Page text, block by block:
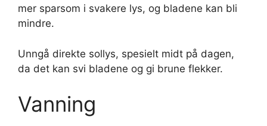
mer sparsom i svakere lys, og bladene kan bli
mindre.
Unngå direkte sollys, spesielt midt på dagen,
da det kan svi bladene og gi brune flekker.
Vanning